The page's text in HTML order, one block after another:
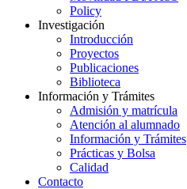
Policy
Investigación
Introducción
Proyectos
Publicaciones
Biblioteca
Información y Trámites
Admisión y matrícula
Atención al alumnado
Información y Trámites
Prácticas y Bolsa
Calidad
Contacto